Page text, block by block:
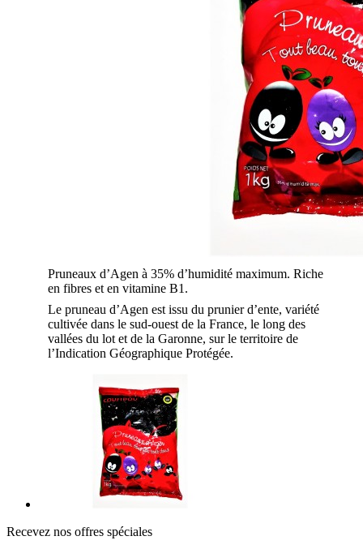
Pruneaux d’Agen à 35% d’humidité maximum. Riche
en fibres et en vitamine B1.
Le pruneau d’Agen est issu du prunier d’ente, variété
cultivée dans le sud-ouest de la France, le long des
vallées du lot et de la Garonne, sur le territoire de
l’Indication Géographique Protégée.
Recevez nos offres spéciales